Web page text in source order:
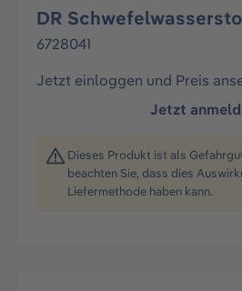
DR
6728041
Jetzt einloggen und Preis
Jetzt
Dieses Produkt ist als
beachten Sie, dass dies
Liefermethode haben kann.